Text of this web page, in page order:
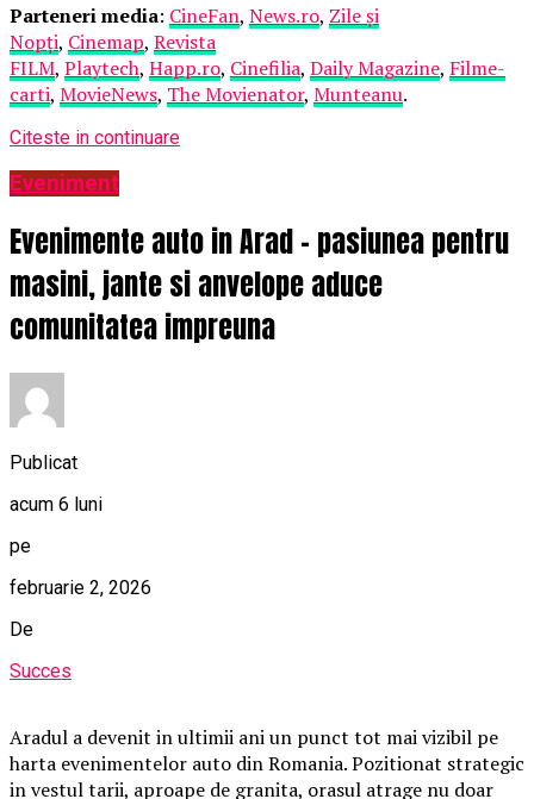
Parteneri media: CineFan, News.ro, Zile și
Nopți, Cinemap, Revista
FILM, Playtech, Happ.ro, Cinefilia, Daily Magazine, Filme-
carti, MovieNews, The Movienator, Munteanu.
Citeste in continuare
Eveniment
Evenimente auto in Arad – pasiunea pentru
masini, jante si anvelope aduce
comunitatea impreuna
Publicat
acum 6 luni
pe
februarie 2, 2026
De
Succes
Aradul a devenit in ultimii ani un punct tot mai vizibil pe
harta evenimentelor auto din Romania. Pozitionat strategic
in vestul tarii, aproape de granita, orasul atrage nu doar